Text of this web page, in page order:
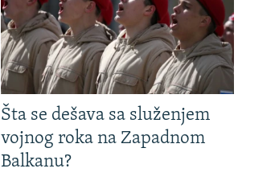
Šta se dešava sa služenjem
vojnog roka na Zapadnom
Balkanu?